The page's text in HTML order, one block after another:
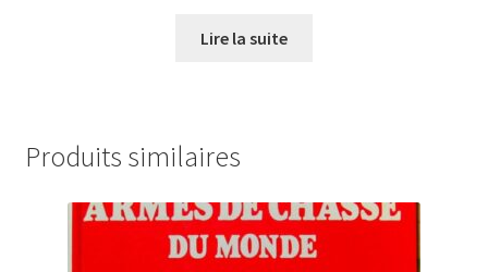
Lire la suite
Produits similaires